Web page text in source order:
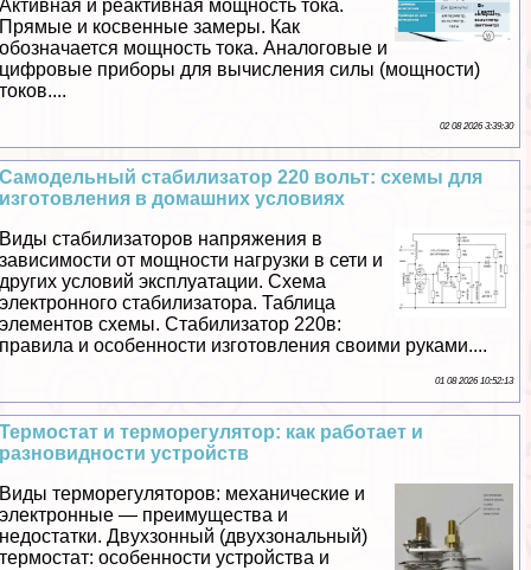
Активная и реактивная мощность тока.
Прямые и косвенные замеры. Как
обозначается мощность тока. Аналоговые и
цифровые приборы для вычисления силы (мощности)
токов....
02 08 2026 3:39:30
Самодельный стабилизатор 220 вольт: схемы для
изготовления в домашних условиях
Виды стабилизаторов напряжения в
зависимости от мощности нагрузки в сети и
других условий эксплуатации. Схема
электронного стабилизатора. Таблица
элементов схемы. Стабилизатор 220в:
правила и особенности изготовления своими руками....
01 08 2026 10:52:13
Термостат и терморегулятор: как работает и
разновидности устройств
Виды терморегуляторов: механические и
электронные — преимущества и
недостатки. Двухзонный (двухзональный)
термостат: особенности устройства и